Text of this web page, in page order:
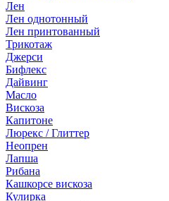
Лен
Лен однотонный
Лен принтованный
Трикотаж
Джерси
Бифлекс
Дайвинг
Масло
Вискоза
Капитоне
Люрекс / Глиттер
Неопрен
Лапша
Рибана
Кашкорсе вискоза
Кулирка